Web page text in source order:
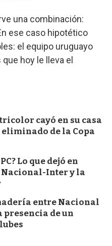
una combinación:
ese caso hipotético
el equipo uruguayo
hoy le lleva el
cayó en su casa
de la Copa
Lo que dejó en
Nacional-Inter y la
entre Nacional
de un